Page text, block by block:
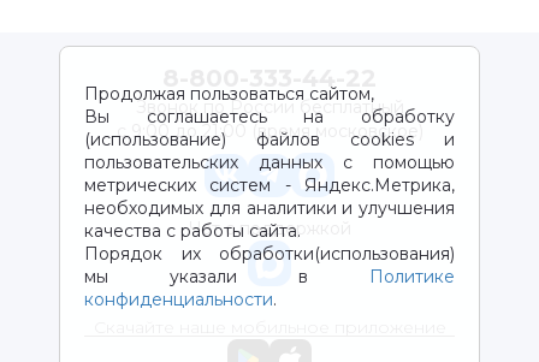
Продолжая пользоваться сайтом,
Вы соглашаетесь на обработку
(использование) файлов cookies и
пользовательских данных с помощью
метрических систем - Яндекс.Метрика,
необходимых для аналитики и улучшения
качества с работы сайта.
Порядок их обработки(использования)
мы указали в
Политике
конфиденциальности.
Звонок по России бесплатный
с 9:00 до 21:00 (время московское)
Чат с поддержкой